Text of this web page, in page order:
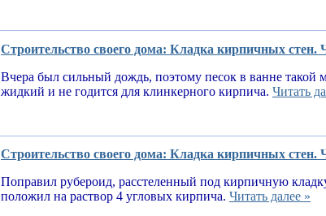
Строительство своего дома: Кладка кирпичных стен.
Вчера был сильный дождь, поэтому песок в ванне такой
жидкий и не годится для клинкерного кирпича. Читать
Строительство своего дома: Кладка кирпичных стен.
Поправил рубероид, расстеленный под кирпичную
положил на раствор 4 угловых кирпича. Читать далее »